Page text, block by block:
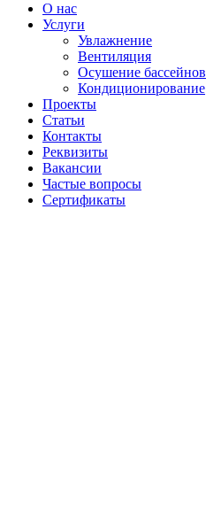
О нас
Услуги
Увлажнение
Вентиляция
Осушение бассейнов
Кондиционирование
Проекты
Статьи
Контакты
Реквизиты
Вакансии
Частые вопросы
Сертификаты